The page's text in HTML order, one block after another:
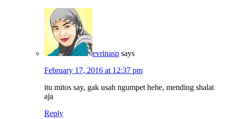
evrinasp says
February 17, 2016 at 12:37 pm
itu mitos say, gak usah ngumpet hehe, mending shalat
aja
Reply